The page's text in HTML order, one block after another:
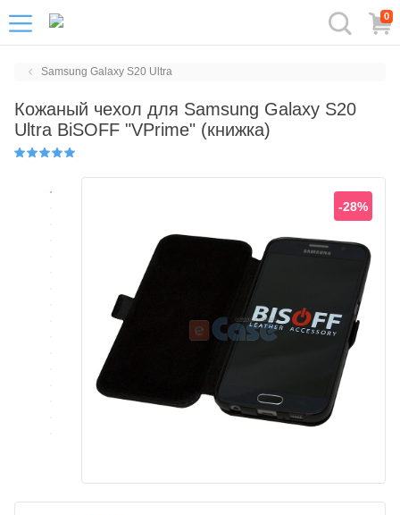
0
Samsung Galaxy S20 Ultra
Кожаный чехол для Samsung Galaxy S20
Ultra BiSOFF "VPrime" (книжка)
-28%